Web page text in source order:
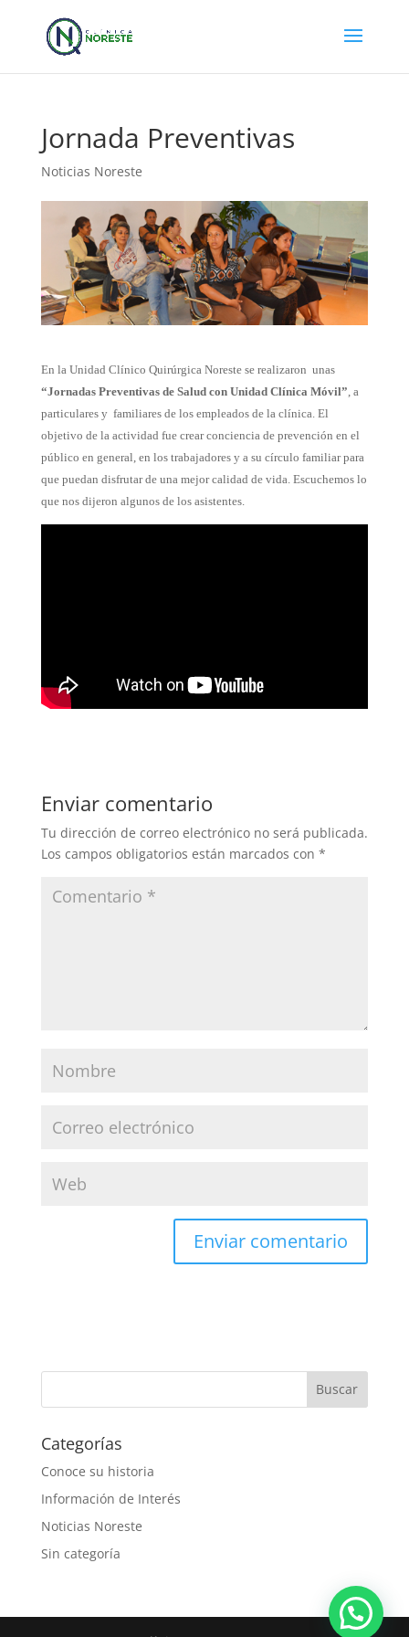
Jornada Preventivas
Noticias Noreste
En la Unidad Clínico Quirúrgica Noreste se realizaron unas
“Jornadas Preventivas de Salud con Unidad Clínica Móvil” , a
particulares y familiares de los empleados de la clínica. El
objetivo de la actividad fue crear conciencia de prevención en el
público en general, en los trabajadores y a su círculo familiar para
que puedan disfrutar de una mejor calidad de vida. Escuchemos lo
que nos dijeron algunos de los asistentes.
Enviar comentario
Tu dirección de correo electrónico no será publicada.
Los campos obligatorios están marcados con *
Categorías
Conoce su historia
Información de Interés
Noticias Noreste
Sin categoría